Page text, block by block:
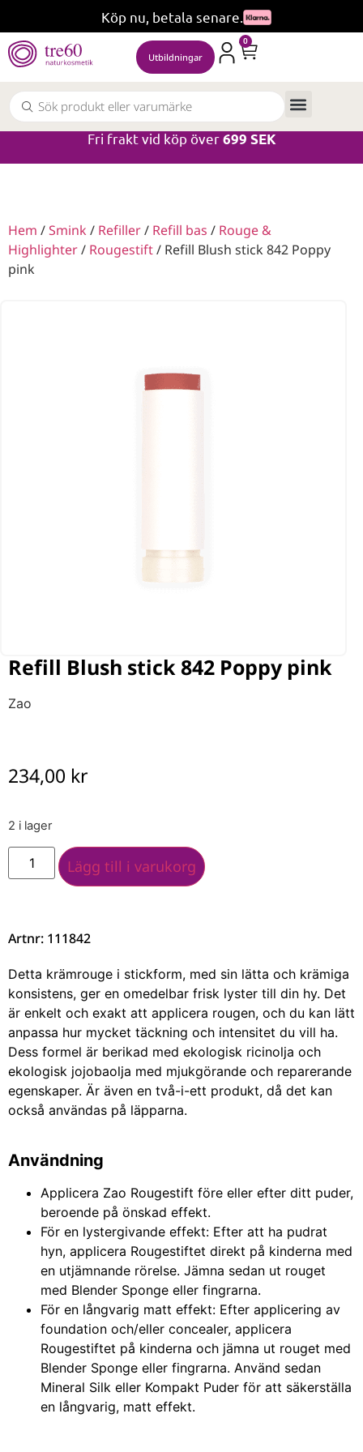
Köp nu, betala senare.
Utbildningar
0
Fri frakt vid köp över699 SEK
Hem /Smink / Refiller/ Refill bas / Rouge &
Highlighter/ Rougestift/ Refill Blush stick 842 Poppy
pink
Refill Blush stick 842 Poppy pink
Zao
234,00 kr
2 i lager
Lägg till i varukorg
Artnr: 111842
Detta krämrouge i stickform, med sin lätta och krämiga
konsistens, ger en omedelbar frisk lyster till din hy. Det
är enkelt och exakt att applicera rougen, och du kan lätt
anpassa hur mycket täckning och intensitet du vill ha.
Dess formel är berikad med ekologisk ricinolja och
ekologisk jojobaolja med mjukgörande och reparerande
egenskaper. Är även en två-i-ett produkt, då det kan
också användas på läpparna.
Användning
Applicera Zao Rougestift före eller efter ditt puder,
beroende på önskad effekt.
För en lystergivande effekt: Efter att ha pudrat
hyn, applicera Rougestiftet direkt på kinderna med
en utjämnande rörelse. Jämna sedan ut rouget
med Blender Sponge eller fingrarna.
För en långvarig matt effekt: Efter applicering av
foundation och/eller concealer, applicera
Rougestiftet på kinderna och jämna ut rouget med
Blender Sponge eller fingrarna. Använd sedan
Mineral Silk eller Kompakt Puder för att säkerställa
en långvarig, matt effekt.